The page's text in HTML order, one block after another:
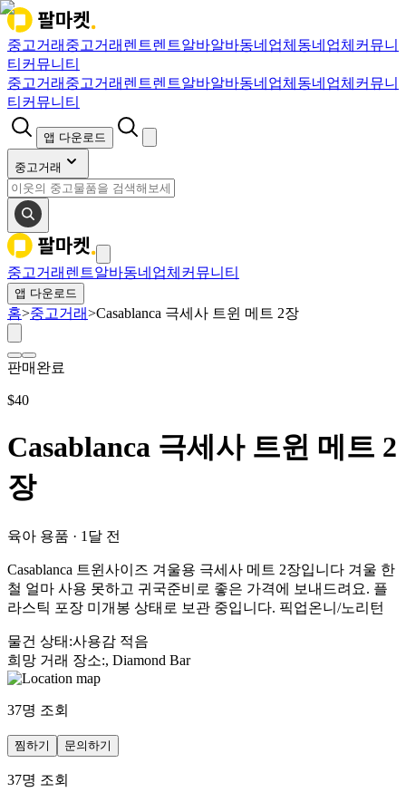
중고거래 중고거래 렌트렌트알바알바동네업체 동네업체 커뮤니
티 커뮤니티
중고거래 중고거래 렌트렌트알바알바동네업체 동네업체 커뮤니
티 커뮤니티
앱 다운로드
중고거래
중고거래 렌트알바동네업체 커뮤니티
앱 다운로드
홈>중고거래>Casablanca 극세사 트윈 메트 2장
판매완료
$40
Casablanca 극세사 트윈 메트 2
장
육아 용품 · 1달 전
Casablanca 트윈사이즈 겨울용 극세사 메트 2장입니다 겨울 한
철 얼마 사용 못하고 귀국준비로 좋은 가격에 보내드려요. 플
라스틱 포장 미개봉 상태로 보관 중입니다. 픽업온니/노리턴
물건 상태 :사용감 적음
희망 거래 장소:, Diamond Bar
37명 조회
찜하기 문의하기
37명 조회